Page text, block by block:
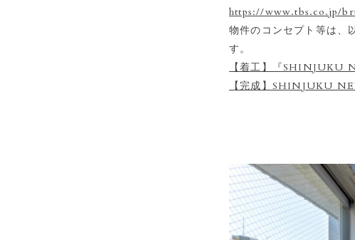
https://www.tbs.co.jp/
物件のコンセプト等は、
す。
【着工】『SHINJUKU
【完成】SHINJUKU